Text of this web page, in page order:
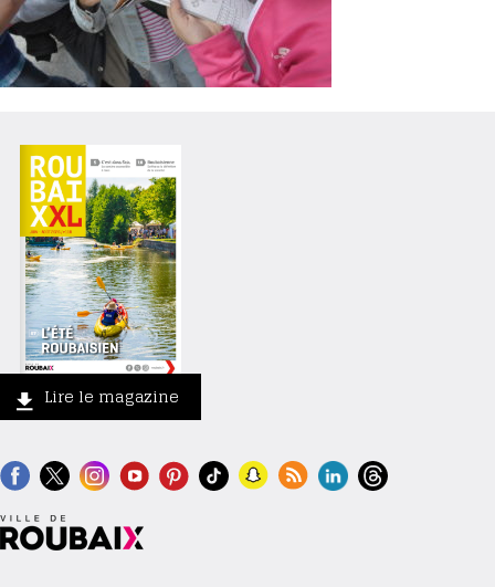
Lire le magazine